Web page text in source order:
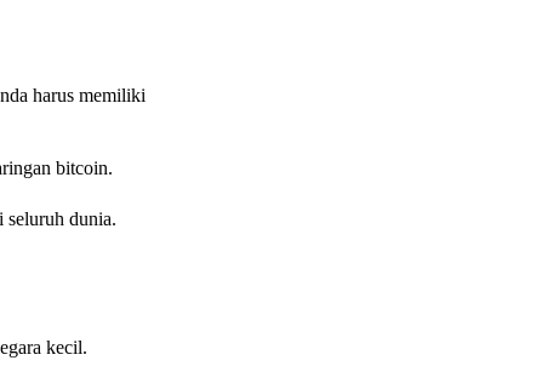
harus memiliki
bitcoin.
seluruh dunia.
kecil.